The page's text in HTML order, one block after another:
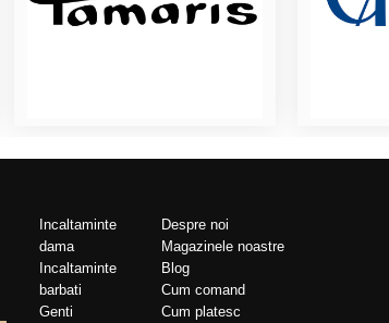
Incaltaminte
dama
Incaltaminte
barbati
Genti
Despre noi
Magazinele noastre
Blog
Cum comand
Cum platesc